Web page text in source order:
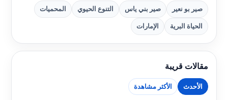
صير بو نعير صير بني ياس التنوع الحيوي المحميات
الحياة البرية الإمارات
مقالات قريبة
الأحدث الأكثر مشاهدة